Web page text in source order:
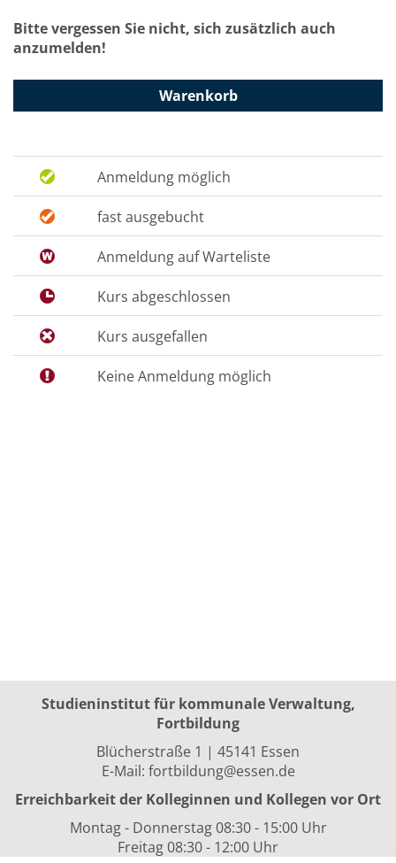
Bitte vergessen Sie nicht, sich zusätzlich auch
anzumelden!
Warenkorb
Anmeldung möglich
fast ausgebucht
Anmeldung auf Warteliste
Kurs abgeschlossen
Kurs ausgefallen
Keine Anmeldung möglich
Studieninstitut für kommunale Verwaltung,
Fortbildung
Blücherstraße 1 | 45141 Essen
E-Mail: fortbildung@essen.de
Erreichbarkeit der Kolleginnen und Kollegen vor Ort
Montag - Donnerstag 08:30 - 15:00 Uhr
Freitag 08:30 - 12:00 Uhr